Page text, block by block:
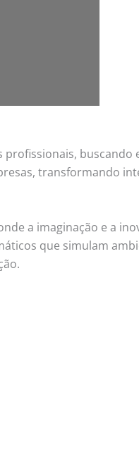
transformando
a imaginação e a
que simulam